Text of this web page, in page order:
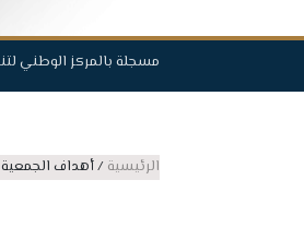
مسجلة بالمركز الوطني
الرئيسية /أهداف الجمعية